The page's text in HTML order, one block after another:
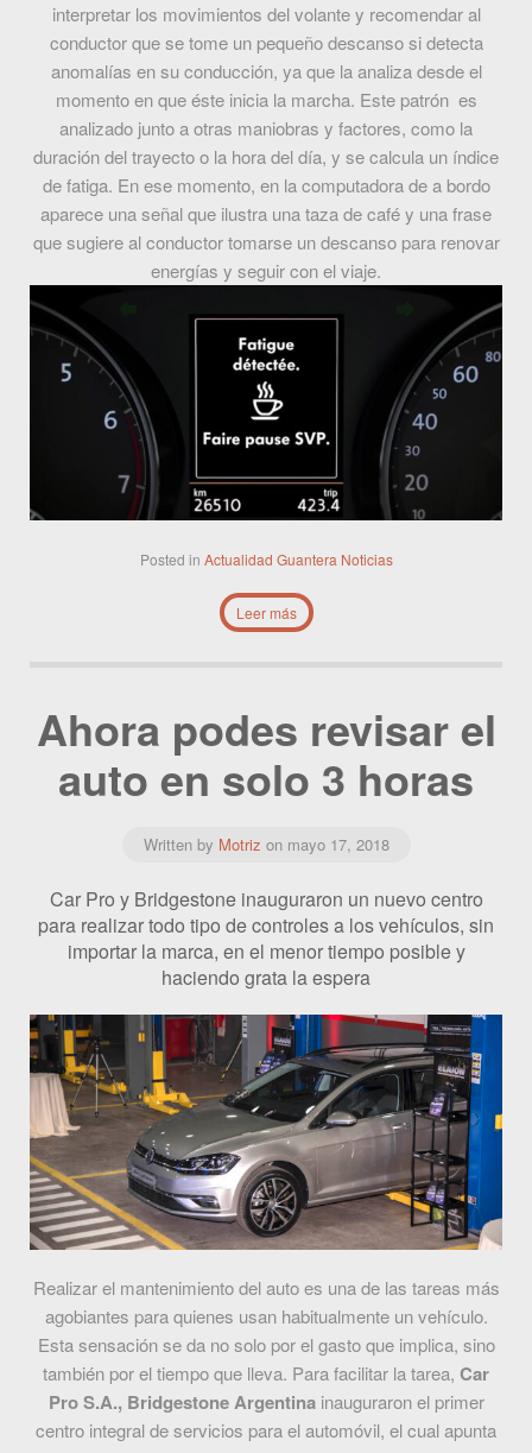
interpretar los movimientos del volante y recomendar al
conductor que se tome un pequeño descanso si detecta
anomalías en su conducción, ya que la analiza desde el
momento en que éste inicia la marcha. Este patrón es
analizado junto a otras maniobras y factores, como la
duración del trayecto o la hora del día, y se calcula un índice
de fatiga. En ese momento, en la computadora de a bordo
aparece una señal que ilustra una taza de café y una frase
que sugiere al conductor tomarse un descanso para renovar
energías y seguir con el viaje.
Posted in Actualidad Guantera Noticias
Leer más
Ahora podes revisar el
auto en solo 3 horas
Written by Motriz on mayo 17, 2018
Car Pro y Bridgestone inauguraron un nuevo centro
para realizar todo tipo de controles a los vehículos, sin
importar la marca, en el menor tiempo posible y
haciendo grata la espera
Realizar el mantenimiento del auto es una de las tareas más
agobiantes para quienes usan habitualmente un vehículo.
Esta sensación se da no solo por el gasto que implica, sino
también por el tiempo que lleva. Para facilitar la tarea, Car
Pro S.A., Bridgestone Argentinainauguraron el primer
centro integral de servicios para el automóvil, el cual apunta